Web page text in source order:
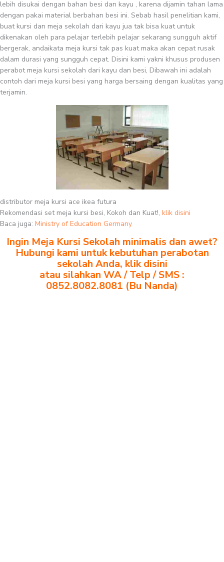
lebih disukai dengan bahan besi dan kayu , karena dijamin tahan lama
dengan pakai material berbahan besi ini. Sebab hasil penelitian kami,
buat kursi dan meja sekolah dari kayu jua tak bisa kuat untuk
dikenakan oleh para pelajar terlebih pelajar sekarang sungguh aktif
bergerak, andaikata meja kursi tak pas kuat maka akan cepat rusak
dalam durasi yang sungguh cepat. Disini kami yakni khusus produsen
perabot meja kursi sekolah dari kayu dan besi, Dibawah ini adalah
contoh dari meja kursi besi yang harga bersaing dengan kualitas yang
terjamin.
distributor meja kursi ace ikea futura
Rekomendasi set meja kursi besi, Kokoh dan Kuat!, klik disini
Baca juga: Ministry of Education Germany
Ingin Meja Kursi Sekolah minimalis dan awet?
Hubungi kami untuk kebutuhan perabotan
sekolah Anda, klik disini
atau silahkan WA / Telp / SMS :
0852.8082.8081 (Bu Nanda)